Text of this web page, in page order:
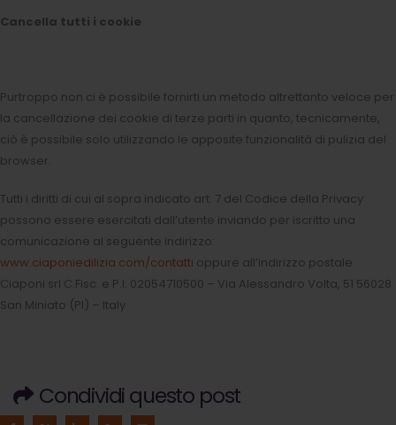
Cancella tutti i cookie
Purtroppo non ci è possibile fornirti un metodo altrettanto veloce per
la cancellazione dei cookie di terze parti in quanto, tecnicamente,
ciò è possibile solo utilizzando le apposite funzionalità di pulizia del
browser.
Tutti i diritti di cui al sopra indicato art. 7 del Codice della Privacy
possono essere esercitati dall’utente inviando per iscritto una
comunicazione al seguente indirizzo:
www.ciaponiedilizia.com/contatti oppure all’indirizzo postale
Ciaponi srl C.Fisc. e P.I. 02054710500 – Via Alessandro Volta, 51 56028
San Miniato (PI) – Italy
Condividi questo post